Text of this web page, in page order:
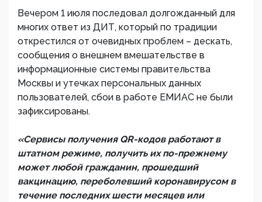
Вечером 1 июля последовал долгожданный для
многих ответ из ДИТ, который по традиции
открестился от очевидных проблем – дескать,
сообщения о внешнем вмешательстве в
информационные системы правительства
Москвы и утечках персональных данных
пользователей, сбои в работе ЕМИАС не были
зафиксированы.
«Сервисы получения QR-кодов работают в
штатном режиме, получить их по-прежнему
может любой гражданин, прошедший
вакцинацию, переболевший коронавирусом в
течение последних шести месяцев или